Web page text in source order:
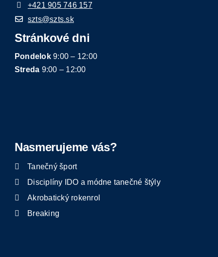
+421 905 746 157
szts@szts.sk
Stránkové dni
Pondelok9:00 – 12:00
Streda 9:00 – 12:00
Nasmerujeme vás?
Tanečný šport
Disciplíny IDO a módne tanečné štýly
Akrobatický rokenrol
Breaking